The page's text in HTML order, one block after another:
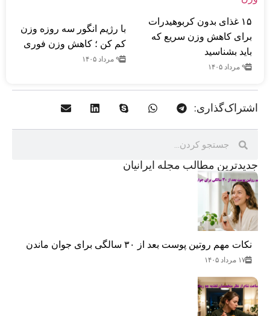
۱۵ غذای بدون کربوهیدرات
برای کاهش وزن سریع که
باید بشناسید
۹ مرداد ۱۴۰۵
با رژیم انگور سه روزه وزن
کم کن ؛ کاهش وزن فوری
۹ مرداد ۱۴۰۵
اشتراک‌گذاری:
جدید‌ترین مطالب مجله ایرانیان
نکات مهم روتین پوست بعد از ۳۰ سالگی برای جوان ماندن
۱۷ مرداد ۱۴۰۵